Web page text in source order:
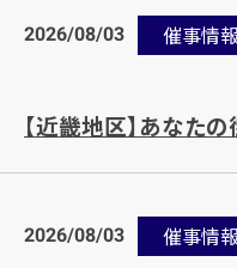
2026/08/03 催事情報
【近畿地区】あなた
2026/08/03 催事情報